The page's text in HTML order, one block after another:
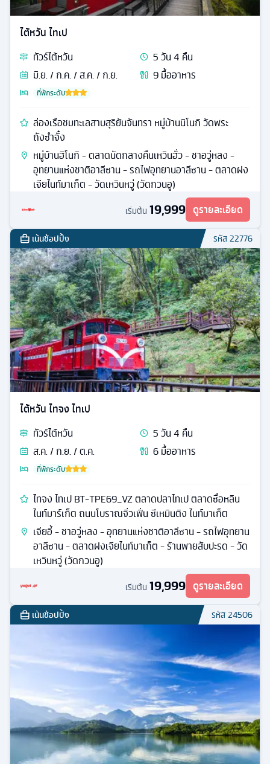
ไต้หวัน ไทเป
ทัวร์ไต้หวัน 5วัน4 คืน
มิ.ย. / ก.ค. / ส.ค. / ก.ย.
9มื้ออาหาร
ที่พักระดับ
ล่องเรือชมทะเลสาบสุริยันจันทรา หมู่บ้านนิโนกิ วัดพระ
ถังซำจั๋ง
หมู่บ้านฮิโนกิ - ตลาดนัดกลางคืนเหวินฮั่ว - ชาอวู่หลง -
อุทยานแห่งชาติอาลีซาน - รถไฟอุทยานอาลีซาน - ตลาดฝง
เจียไนท์มาเก็ต - วัดเหวินหวู่ (วัดกวนอู)
เริ่มต้น 19,999 ดูรายละเอียด
เน้นช้อปปิ้ง รหัส22776
ไต้หวัน ไทจง ไทเป
ทัวร์ไต้หวัน 5วัน4 คืน
ส.ค. / ก.ย. / ต.ค.
6มื้ออาหาร
ที่พักระดับ
ไทจง ไทเป BT-TPE69_VZ ตลาดปลาไทเป ตลาดซื่อหลิน
ไนท์มาร์เก็ต ถนนโบราณจิ่วเฟิ่น ซีเหมินติง ไนท์มาเก็ต
เจียอี้ - ชาอวู่หลง - อุทยานแห่งชาติอาลีซาน - รถไฟอุทยาน
อาลีซาน - ตลาดฝงเจียไนท์มาเก็ต - ร้านพายสับปะรด - วัด
เหวินหวู่ (วัดกวนอู)
เริ่มต้น 19,999 ดูรายละเอียด
เน้นช้อปปิ้ง รหัส24506